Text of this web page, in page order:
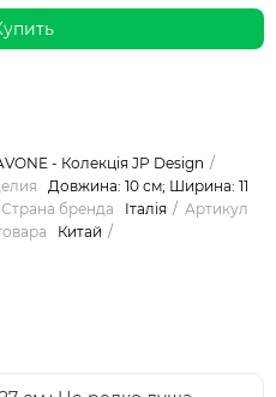
- Колекція JP Design
Довжина: 10 см; Ширина: 11
Страна бренда Італія
Артикул
Китай